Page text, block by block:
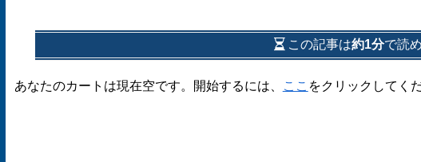
この記事は約1分で読
あなたのカートは現在空です。開始するには、 ここ をクリックしてく